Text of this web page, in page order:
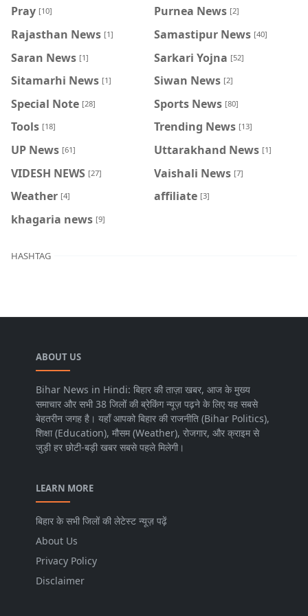
Pray [10] Purnea News [2]
Rajasthan News [1] Samastipur News [40]
Saran News [1] Sarkari Yojna [52]
Sitamarhi News [1] Siwan News [2]
Special Note [28] Sports News [80]
Tools [18] Trending News [13]
UP News [61] Uttarakhand News [1]
VIDESH NEWS [27] Vaishali News [7]
Weather [4] affiliate [3]
khagaria news [9]
HASHTAG
ABOUT US
Bihar News in Hindi: बिहार की ताज़ा खबर, आज के मुख्य
समाचार और सभी 38 जिलों की ब्रेकिंग न्यूज़ पढ़ने के लिए यह सबसे
बेहतरीन जगह है। यहाँ आपको बिहार की राजनीति (Bihar Politics),
शिक्षा (Education), मौसम (Weather), रोजगार, और क्राइम से
जुड़ी हर छोटी-बड़ी खबर सबसे पहले मिलेगी।
LEARN MORE
बिहार के सभी जिलों की लेटेस्ट न्यूज़ पढ़ें
About Us
Privacy Policy
Disclaimer